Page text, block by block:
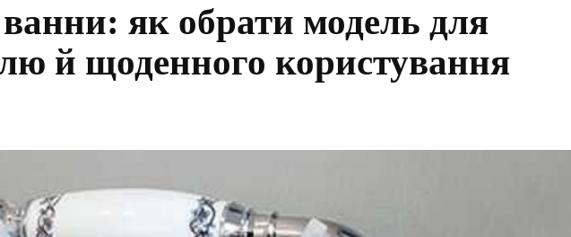
як обрати модель для
й щоденного користування